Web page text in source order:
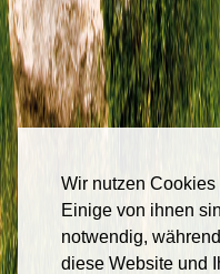
Wir nutzen
Einige von ihnen
notwendig,
diese Website und